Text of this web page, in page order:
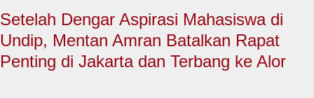
Setelah Dengar Aspirasi Mahasiswa di
Undip, Mentan Amran Batalkan Rapat
Penting di Jakarta dan Terbang ke Alor